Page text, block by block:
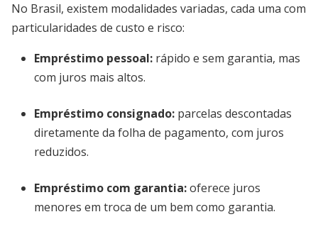
No Brasil, existem modalidades variadas, cada uma com
particularidades de custo e risco:
Empréstimo pessoal: rápido e sem garantia, mas
com juros mais altos.
Empréstimo consignado: parcelas descontadas
diretamente da folha de pagamento, com juros
reduzidos.
Empréstimo com garantia:oferece juros
menores em troca de um bem como garantia.